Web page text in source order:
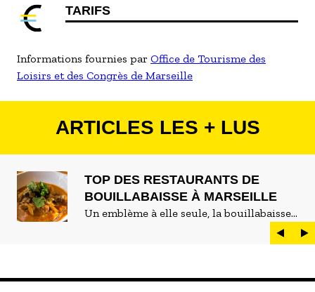
TARIFS
Informations fournies par Office de Tourisme des
Loisirs et des Congrès de Marseille
ARTICLES LES + LUS
TOP DES RESTAURANTS DE
BOUILLABAISSE À MARSEILLE
Un emblème à elle seule, la bouillabaisse
est LE plat marseillais par excellence. On
peut d'ailleurs vite être submergé·e par la
servir la meilleure...